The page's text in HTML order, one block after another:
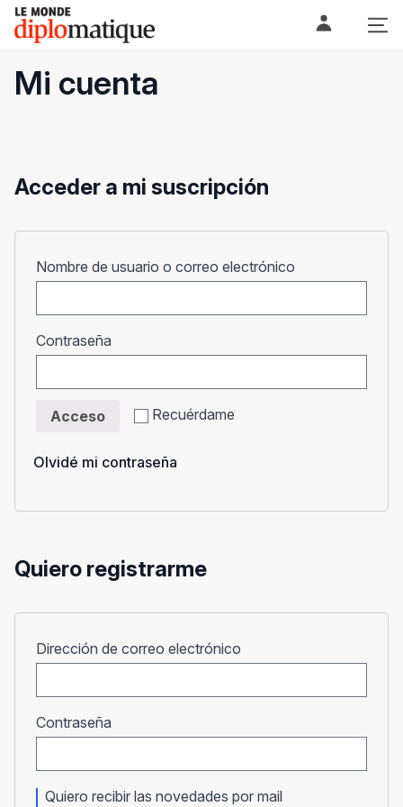
Skip
content
Le monde diplomatique
Mi cuenta
Acceder a mi suscripción
Nombre de usuario o correo electrónico
Contraseña
Recuérdame
Acceso
Olvidé mi contraseña
Quiero registrarme
Dirección de correo electrónico
Contraseña
Quiero recibir las novedades por mail